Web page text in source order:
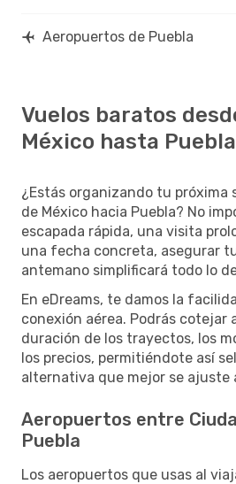
Aeropuertos de Puebla
Vuelos baratos
México hasta Puebla
¿Estás organizando tu próxima
de México hacia Puebla? No
escapada rápida, una visita
una fecha concreta, asegurar
antemano simplificará todo lo
En eDreams, te damos la
conexión aérea. Podrás cotejar
duración de los trayectos, los
los precios, permitiéndote así
alternativa que mejor se ajuste
Aeropuertos entre
Puebla
Los aeropuertos que usas al